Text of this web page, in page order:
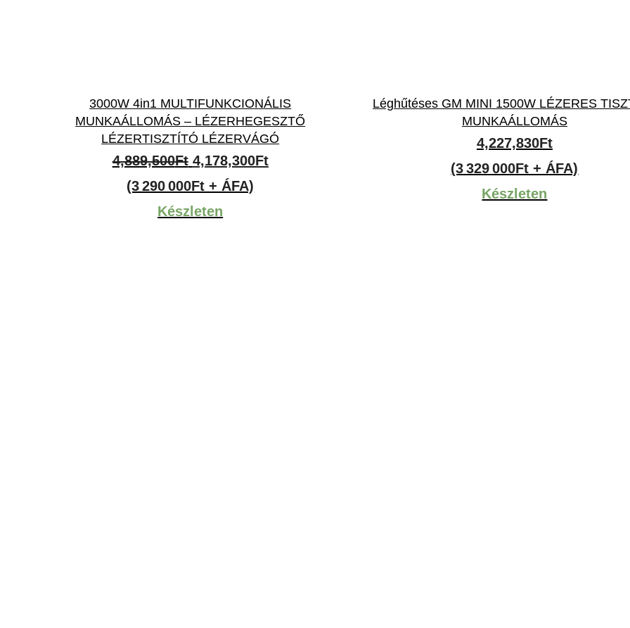
3000W 4in1 MULTIFUNKCIONÁLIS
MUNKAÁLLOMÁS – LÉZERHEGESZTŐ
LÉZERTISZTÍTÓ LÉZERVÁGÓ
4,889,500Ft Original
price
was:
4,178,300FtCurrent
(3 290 000Ft + ÁFA)
Készleten
Léghűtéses GM MINI 1500W LÉZERES
MUNKAÁLLOMÁS
4,227,830Ft
(3 329 000Ft + ÁFA)
Készleten